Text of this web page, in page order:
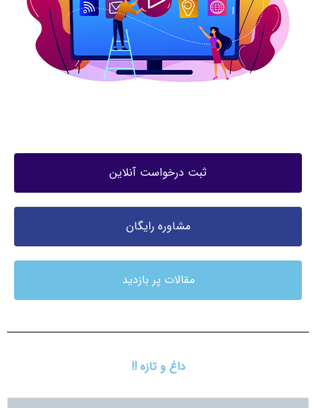
ثبت درخواست آنلاین
مشاوره رایگان
مقالات پر بازدید
داغ و تازه !!